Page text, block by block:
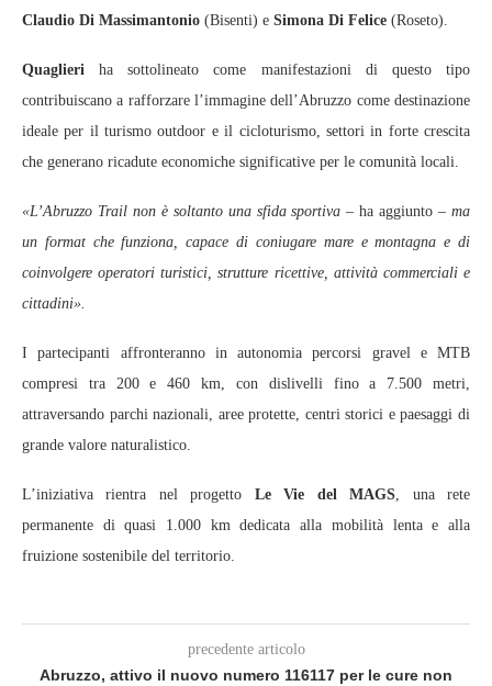
Claudio Di Massimantonio (Bisenti) e Simona Di Felice (Roseto).
Quaglieri ha sottolineato come manifestazioni di questo tipo
contribuiscano a rafforzare l’immagine dell’Abruzzo come destinazione
ideale per il turismo outdoor e il cicloturismo, settori in forte crescita
che generano ricadute economiche significative per le comunità locali.
«L’Abruzzo Trail non è soltanto una sfida sportiva – ha aggiunto –ma
un format che funziona, capace di coniugare mare e montagna e di
coinvolgere operatori turistici, strutture ricettive, attività commerciali e
cittadini».
I partecipanti affronteranno in autonomia percorsi gravel e MTB
compresi tra 200 e 460 km, con dislivelli fino a 7.500 metri,
attraversando parchi nazionali, aree protette, centri storici e paesaggi di
grande valore naturalistico.
L’iniziativa rientra nel progetto Le Vie del MAGS, una rete
permanente di quasi 1.000 km dedicata alla mobilità lenta e alla
fruizione sostenibile del territorio.
precedente articolo
Abruzzo, attivo il nuovo numero 116117 per le cure non